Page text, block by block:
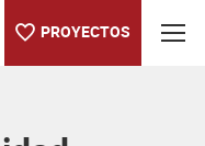
PROYECTOS